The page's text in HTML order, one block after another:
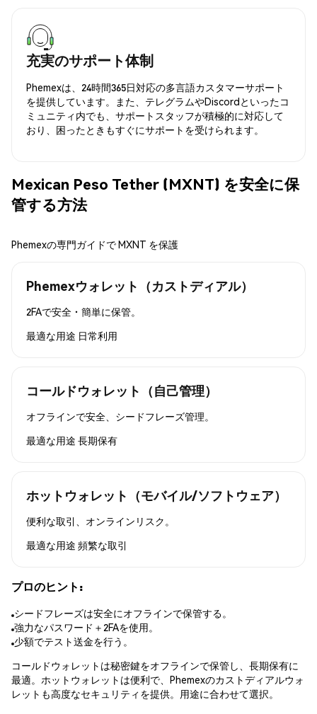
充実のサポート体制
Phemexは、24時間365日対応の多言語カスタマーサポート
を提供しています。また、テレグラムやDiscordといったコ
ミュニティ内でも、サポートスタッフが積極的に対応して
おり、困ったときもすぐにサポートを受けられます。
Mexican Peso Tether (MXNT) を安全に保
管する方法
Phemexの専門ガイドで MXNT を保護
Phemexウォレット（カストディアル）
2FAで安全・簡単に保管。
最適な用途 日常利用
コールドウォレット（自己管理）
オフラインで安全、シードフレーズ管理。
最適な用途 長期保有
ホットウォレット（モバイル/ソフトウェア）
便利な取引、オンラインリスク。
最適な用途 頻繁な取引
プロのヒント:
シードフレーズは安全にオフラインで保管する。
強力なパスワード＋2FAを使用。
少額でテスト送金を行う。
コールドウォレットは秘密鍵をオフラインで保管し、長期保有に
最適。ホットウォレットは便利で、Phemexのカストディアルウォ
レットも高度なセキュリティを提供。用途に合わせて選択。